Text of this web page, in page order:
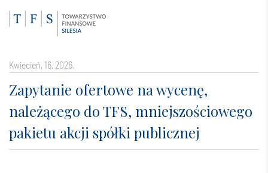
kwiecień, 16, 2026.
Zapytanie ofertowe na wycenę,
należącego do TFS, mniejszościowego
pakietu akcji spółki publicznej